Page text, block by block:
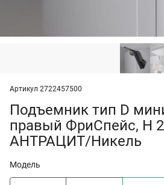
Артикул 2722457500
Подъемник тип D
правый ФриСпейс, H
АНТРАЦИТ/Никель
Модель